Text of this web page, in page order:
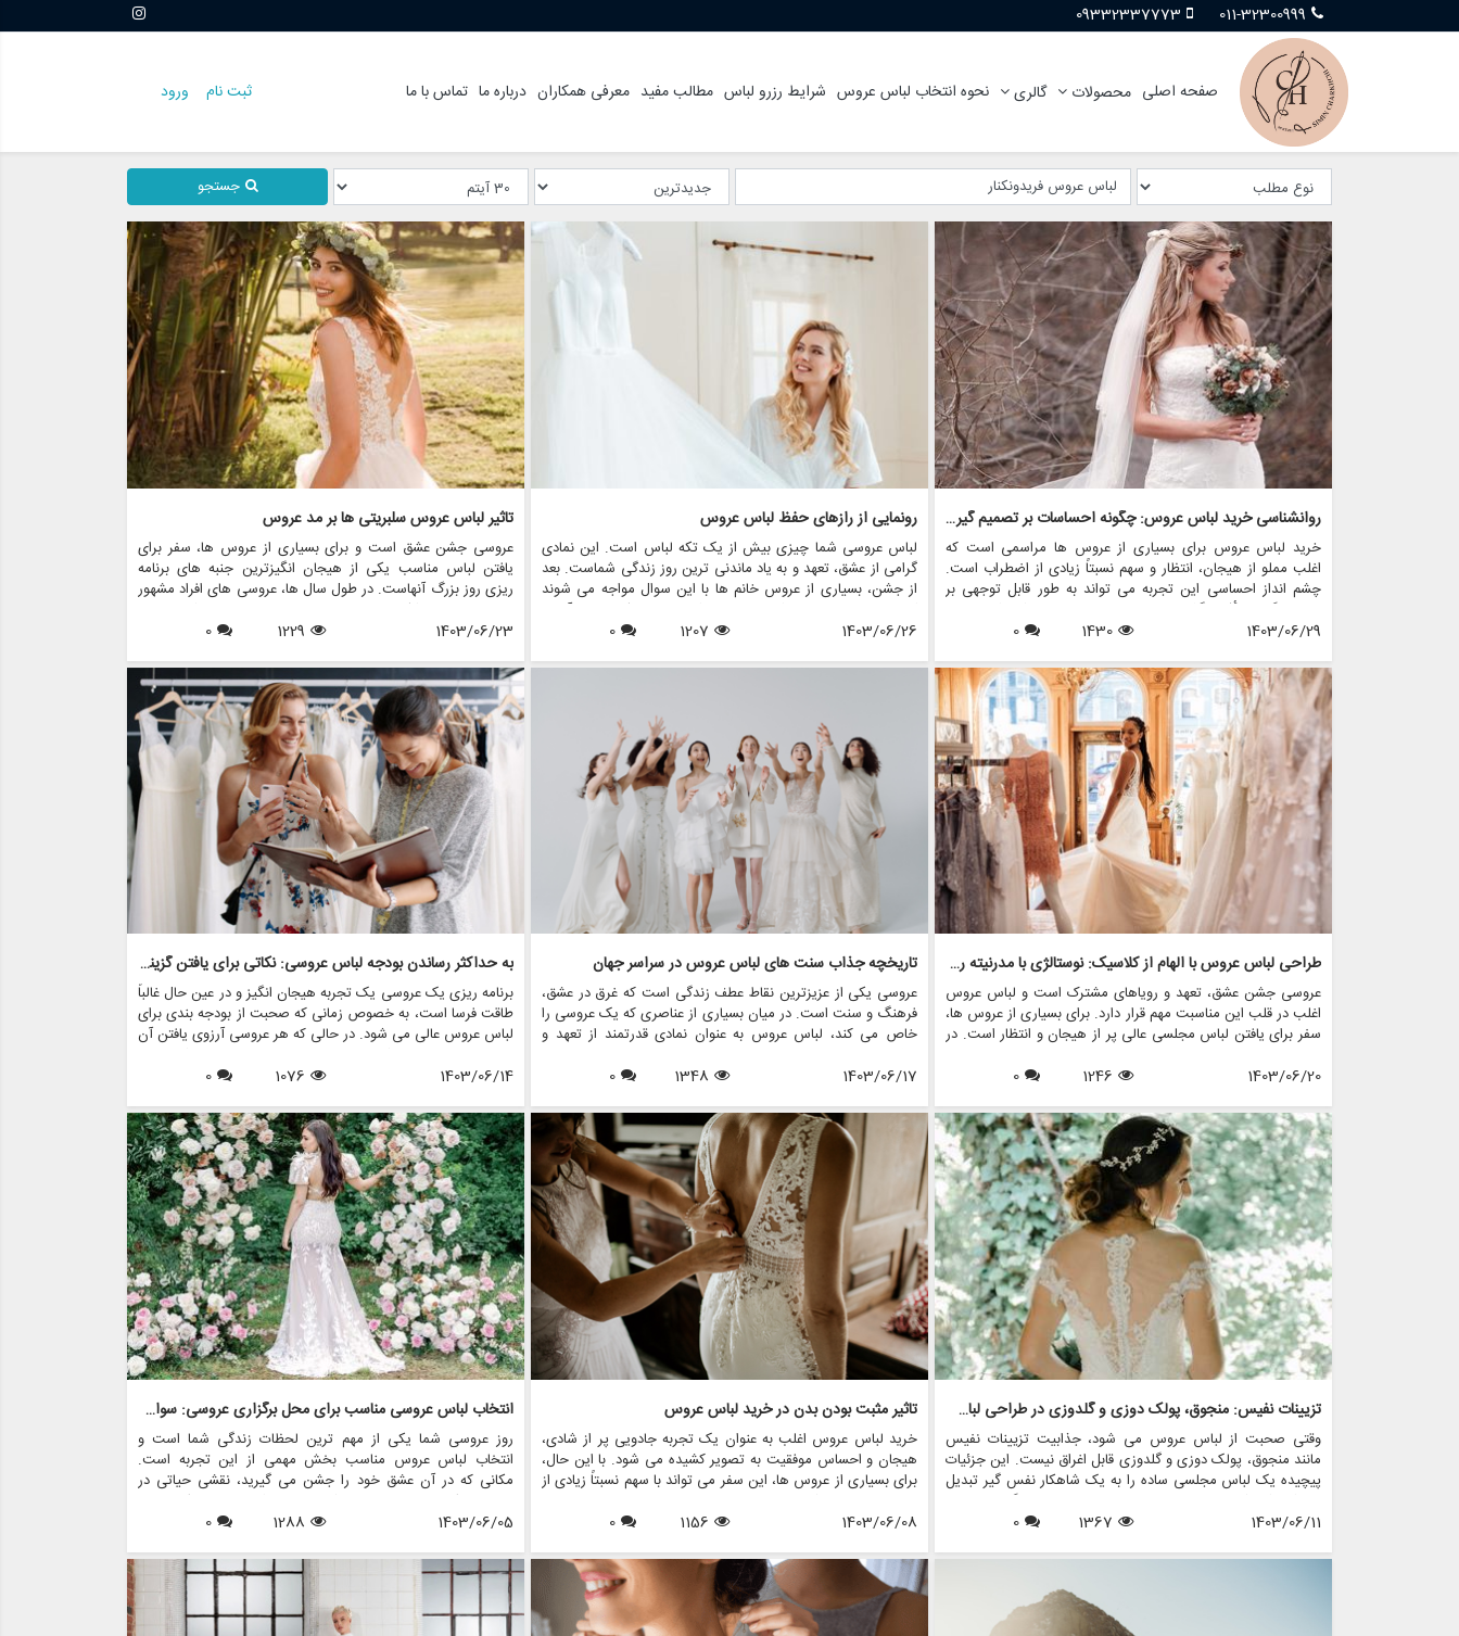
011-32300999
09332337773
ثبت نام ورود صفحه اصلی محصولات گالری نحوه انتخاب لباس عروس شرایط رزرو لباس مطالب مفید معرفی همکاران درباره ما تماس با ما
جستجو
روانشناسی خرید لباس عروس: چگونه احساسات بر تصمیم گیری تأثیر می گذارد
خرید لباس عروس برای بسیاری از عروس ها مراسمی است که
اغلب مملو از هیجان، انتظار و سهم نسبتاً زیادی از اضطراب است.
چشم انداز احساسی این تجربه می تواند به طور قابل توجهی بر
تصمیم گیری تأثیر بگذارد و منجر به انتخاب هایی شود که نه تنها
سبک شخصی بلکه عوامل روانی عمیق تری را نیز منعکس می کند.
احساسات به تصمیمات و نقش فروشگاه هایی مانند مزون چرخچی
در این فرآیند پیچیده را بررسی خواهیم کرد.
1403/06/29
1430
0
رونمایی از رازهای حفظ لباس عروس
لباس عروسی شما چیزی بیش از یک تکه لباس است. این نمادی
گرامی از عشق، تعهد و به یاد ماندنی ترین روز زندگی شماست. بعد
از جشن، بسیاری از عروس خانم ها با این سوال مواجه می شوند
که با لباس عروسم چه کنم؟ در حالی که برخی ممکن است آن را
بفروشند یا اهدا کنند، برخی دیگر ترجیح می دهند آن را برای نسل
حفظ لباس عروس را بررسی می کنیم و اطمینان حاصل می کنیم که
همچنین نشان خواهیم داد که چگونه فروشگاه هایی مانند مزون
چرخچی می توانند به عروس ها در همه چیز از اجاره تا نگهداری
کمک کنند.
1403/06/26
1207
0
تاثیر لباس عروس سلبریتی ها بر مد عروس
عروسی جشن عشق است و برای بسیاری از عروس ها، سفر برای
یافتن لباس مناسب یکی از هیجان انگیزترین جنبه های برنامه
ریزی روز بزرگ آنهاست. در طول سال ها، عروسی های افراد مشهور
نقش مهمی در شکل دهی به روند مد لباس عروس داشته اند. از
لباس های نمادین ستاره های هالیوود گرفته تا لباس های عروسی
های پرمخاطب تاثیری موج دار در انتخاب عروس ها برای پوشیدن
دارند. این مقاله به بررسی تأثیر لباس های عروسی افراد مشهور بر
مد عروس می پردازد و بررسی می کند که چگونه این لباس های پر
زرق و برق الهام بخش روندها، انتخاب ها و حتی خدمات ارائه شده
توسط فروشگاه هایی مانند مزون چرخچی هستند.
1403/06/23
1229
0
طراحی لباس عروس با الهام از کلاسیک: نوستالژی با مدرنیته روبرو می شود
عروسی جشن عشق، تعهد و رویاهای مشترک است و لباس عروس
اغلب در قلب این مناسبت مهم قرار دارد. برای بسیاری از عروس ها،
سفر برای یافتن لباس مجلسی عالی پر از هیجان و انتظار است. در
افزایش یافته است و ترکیبی منحصر به فرد از نوستالژی و مدرنیته
کلاسیک را بررسی می کند، این که چگونه ماهیت دوران گذشته را
در کنار عناصر معاصر به تصویر می کشد، و چگونه فروشگاه هایی
مانند مزون چرخچی می توانند به عروس ها کمک کنند تا رویاهای
قدیمی خود را زنده کنند.
1403/06/20
1246
0
تاریخچه جذاب سنت های لباس عروس در سراسر جهان
عروسی یکی از عزیزترین نقاط عطف زندگی است که غرق در عشق،
فرهنگ و سنت است. در میان بسیاری از عناصری که یک عروسی را
خاص می کند، لباس عروس به عنوان نمادی قدرتمند از تعهد و
فرهنگ هایی که از آن سرچشمه می گیرند متنوع است و ارزش
منعکس می کند. در این مقاله، سیر تکاملی شگفت انگیز سنت
های لباس عروسی در سراسر جهان را بررسی می کنیم و نشان می
دهیم که چگونه این آداب و رسوم در طول زمان تغییر کرده اند و
معنای امروزی آنها چیست.
1403/06/17
1348
0
به حداکثر رساندن بودجه لباس عروسی: نکاتی برای یافتن گزینه های مقرون به صرفه
برنامه ریزی یک عروسی یک تجربه هیجان انگیز و در عین حال غالباً
طاقت فرسا است، به خصوص زمانی که صحبت از بودجه بندی برای
لباس عروس عالی می شود. در حالی که هر عروسی آرزوی یافتن آن
عروسی می تواند با قیمت گزافی همراه باشد. با این حال، با برنامه
زیبا و مقرون به صرفه را بدون از دست دادن سبک یا کیفیت بیابید.
در این مقاله، نکات مختلفی را برای به حداکثر رساندن بودجه لباس
عروس بررسی خواهیم کرد، از جمله اینکه چگونه فروشگاه هایی
مانند مزون چرخچی می توانند به شما در رسیدن به دیدگاه عروسی
تان کمک کنند، بدون اینکه پولی از دست بدهید.
1403/06/14
1076
0
تزیینات نفیس: منجوق، پولک دوزی و گلدوزی در طراحی لباس عروس
وقتی صحبت از لباس عروس می شود، جذابیت تزیینات نفیس
مانند منجوق، پولک دوزی و گلدوزی قابل اغراق نیست. این جزئیات
پیچیده یک لباس مجلسی ساده را به یک شاهکار نفس گیر تبدیل
می کند که شخصیت و استایل عروس را در بر می گیرد. در این
مقاله، دنیای فریبنده تزیینات در طراحی لباس عروس را بررسی
مزون چرخچی در مد لباس عروس را برجسته می کنیم.
1403/06/11
1367
0
تاثیر مثبت بودن بدن در خرید لباس عروس
خرید لباس عروس اغلب به عنوان یک تجربه جادویی پر از شادی،
هیجان و احساس موفقیت به تصویر کشیده می شود. با این حال،
برای بسیاری از عروس ها، این سفر می تواند با سهم نسبتاً زیادی از
می آید. افزایش حرکت مثبت بدن به طور قابل توجهی بر نحوه
را ایجاد می کند که عشق به خود و پذیرش را تشویق می کند. این
مقاله تاثیر مثبت بودن بدن بر خرید لباس عروس و اینکه چگونه
فروشگاه هایی مانند مزون چرخچی در ایجاد تجربیات فراگیر و
توانمند برای همه عروس ها پیشرو هستند را بررسی می کند.
1403/06/08
1156
0
انتخاب لباس عروسی مناسب برای محل برگزاری عروسی: سواحل، باغ ها و سالن های رقص
روز عروسی شما یکی از مهم ترین لحظات زندگی شما است و
انتخاب لباس عروس مناسب بخش مهمی از این تجربه است.
مکانی که در آن عشق خود را جشن می گیرید، نقشی حیاتی در
تعیین سبک و سیلوئت لباس شما ایفا می کند. چه در یک ساحل
آفتاب زده، چه در باغی پر از شکوفه، یا در دیوارهای زیبای یک سالن
منعکس کند، بلکه باید با فضای مکان انتخابی تان هماهنگ باشد.
در این مقاله به بررسی نحوه انتخاب لباس عروس مناسب برای
سالن های مختلف می پردازیم و مزون چرخچی چگونه می تواند به
شما در تحقق لباس رویایی تان کمک کند.
1403/06/05
1288
0